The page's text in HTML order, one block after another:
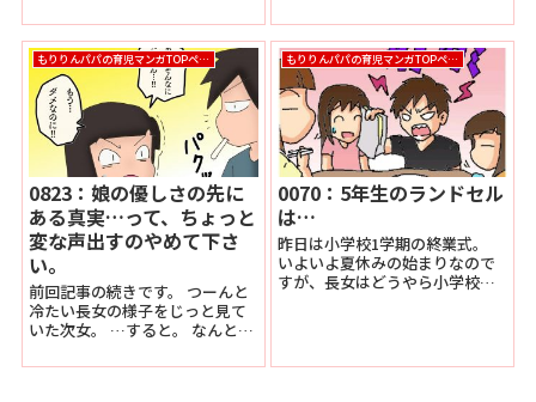
ね。一説によるとそれはウイル
ス感染時に菌がどこに集中した
かにもよるとか…。
もりりんパパの育児マンガTOPページ
0823：娘の優しさの先に
ある真実…って、ちょっと
変な声出すのやめて下さ
い。
前回記事の続きです。 つーんと
冷たい長女の様子をじっと見て
いた次女。 …すると。 なんとこ
か！ なんと…なんということで
もりりんパパの育児マンガTOPページ
0070：5年生のランドセル
は…
昨日は小学校1学期の終業式。
いよいよ夏休みの始まりなので
すが、長女はどうやら小学校か